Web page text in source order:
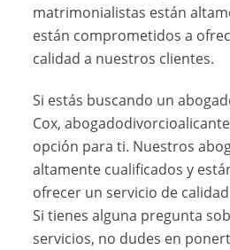
matrimonialistas están
están comprometidos a
calidad a nuestros clientes.
Si estás buscando un
Cox,
opción para ti. Nuestros
altamente cualificados y
ofrecer un servicio de
Si tienes alguna pregunta
servicios, no dudes en